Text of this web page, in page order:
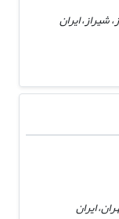
شیراز، ایران
ایران